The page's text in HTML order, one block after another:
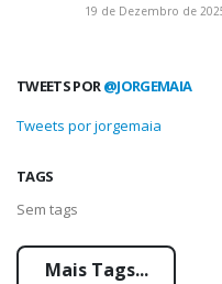
19 de Dezembro de
TWEETS POR@JORGEMAIA
Tweets por jorgemaia
TAGS
Sem tags
Mais Tags...